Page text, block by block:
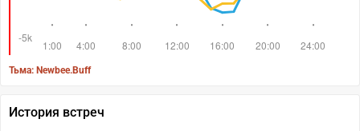
Тьма: Newbee.Buff
История встреч